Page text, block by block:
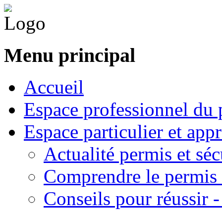
Menu principal
Accueil
Espace professionnel
Espace particulier et
Actualité permis et
Comprendre le permis
Conseils pour réussir